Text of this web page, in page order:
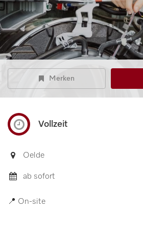
Merken
Vollzeit
Oelde
ab sofort
📍 On-site